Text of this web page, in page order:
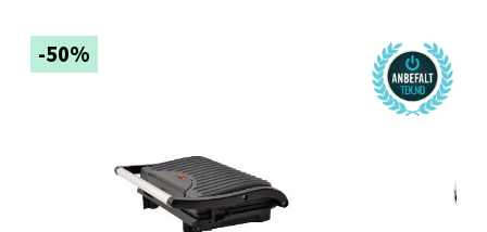
-50%0 i butikk
Velg